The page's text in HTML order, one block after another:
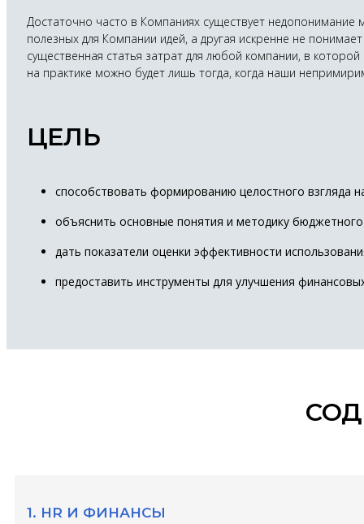
Достаточно часто в Компаниях существует
полезных для Компании идей, а другая искренне не
существенная статья затрат для любой компании, в
на практике можно будет лишь тогда, когда наши
ЦЕЛЬ
способствовать формированию целостного взгляда
объяснить основные понятия и методику
дать показатели оценки эффективности
предоставить инструменты для улучшения
1. HR И ФИНАНСЫ